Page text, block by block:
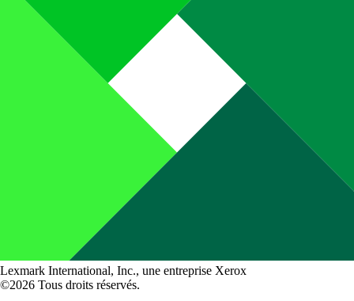
Lexmark International, Inc., une entreprise Xerox
©2026 Tous droits réservés.